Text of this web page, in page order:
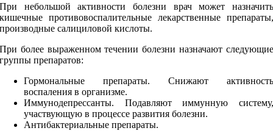
При небольшой активности болезни врач может назначить
кишечные противовоспалительные лекарственные препараты,
производные салициловой кислоты.
При более выраженном течении болезни назначают следующие
группы препаратов:
Гормональные препараты. Снижают активность
воспаления в организме.
Иммунодепрессанты. Подавляют иммунную систему,
участвующую в процессе развития болезни.
Антибактериальные препараты.